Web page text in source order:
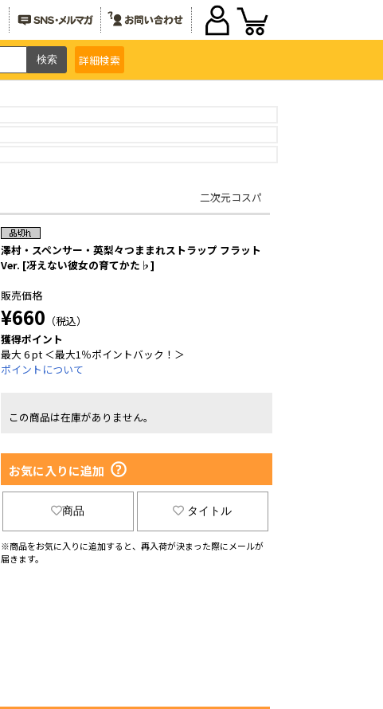
詳細検索
二次元コスパ
澤村・スペンサー・英梨々つままれストラップ フラット
Ver. [冴えない彼女の育てかた♭]
販売価格
¥660 （税込）
獲得ポイント
最大 6 pt ＜最大1％ポイントバック！＞
ポイントについて
この商品は在庫がありません。
お気に入りに追加
商品 タイトル
※商品をお気に入りに追加すると、再入荷が決まった際にメールが
届きます。